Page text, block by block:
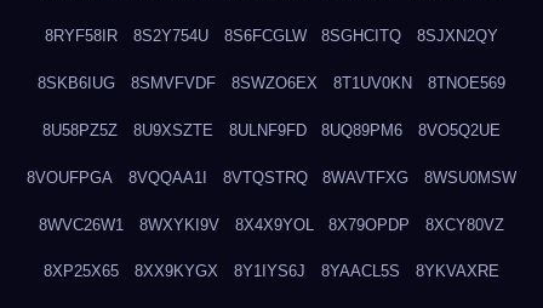
8RYF58IR 8S2Y754U 8S6FCGLW 8SGHCITQ 8SJXN2QY
8SKB6IUG 8SMVFVDF 8SWZO6EX 8T1UV0KN 8TNOE569
8U58PZ5Z 8U9XSZTE 8ULNF9FD 8UQ89PM6 8VO5Q2UE
8VOUFPGA 8VQQAA1I 8VTQSTRQ 8WAVTFXG 8WSU0MSW
8WVC26W1 8WXYKI9V 8X4X9YOL 8X79OPDP 8XCY80VZ
8XP25X65 8XX9KYGX 8Y1IYS6J 8YAACL5S 8YKVAXRE